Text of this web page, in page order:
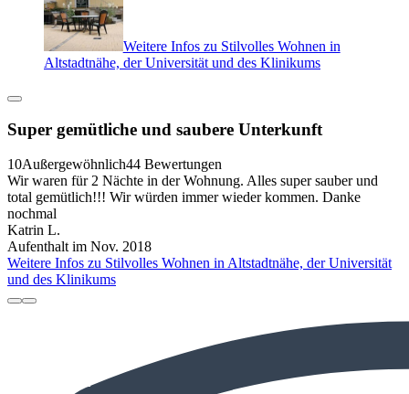
Weitere Infos zu Stilvolles Wohnen in
Altstadtnähe, der Universität und des Klinikums
Super gemütliche und saubere Unterkunft
10Außergewöhnlich44 Bewertungen
Wir waren für 2 Nächte in der Wohnung. Alles super sauber und
total gemütlich!!! Wir würden immer wieder kommen. Danke
nochmal
Katrin L.
Aufenthalt im Nov. 2018
Weitere Infos zu Stilvolles Wohnen in Altstadtnähe, der Universität
und des Klinikums